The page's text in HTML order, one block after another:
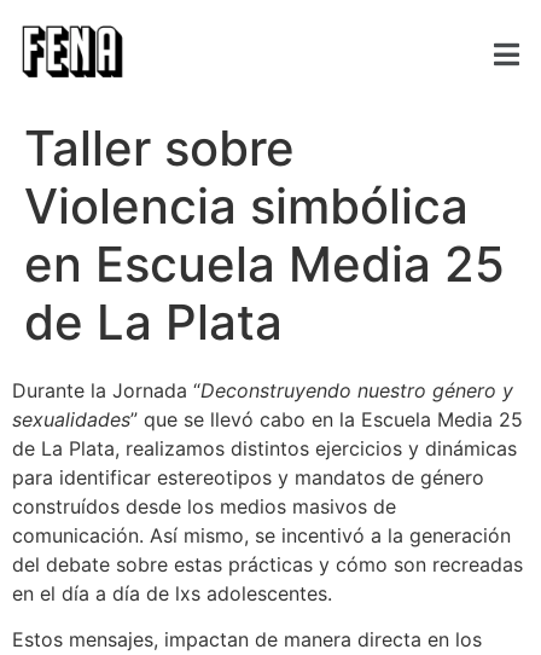
Taller sobre
Violencia simbólica
en Escuela Media 25
de La Plata
Durante la Jornada “Deconstruyendo nuestro género y
sexualidades” que se llevó cabo en la Escuela Media 25
de La Plata, realizamos distintos ejercicios y dinámicas
para identificar estereotipos y mandatos de género
construídos desde los medios masivos de
comunicación. Así mismo, se incentivó a la generación
del debate sobre estas prácticas y cómo son recreadas
en el día a día de lxs adolescentes.
Estos mensajes, impactan de manera directa en los